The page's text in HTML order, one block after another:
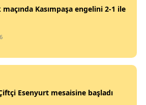
maçında Kasımpaşa engelini 2-1 ile
Esenyurt mesaisine başladı